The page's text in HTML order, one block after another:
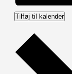
Tilføj til kalender